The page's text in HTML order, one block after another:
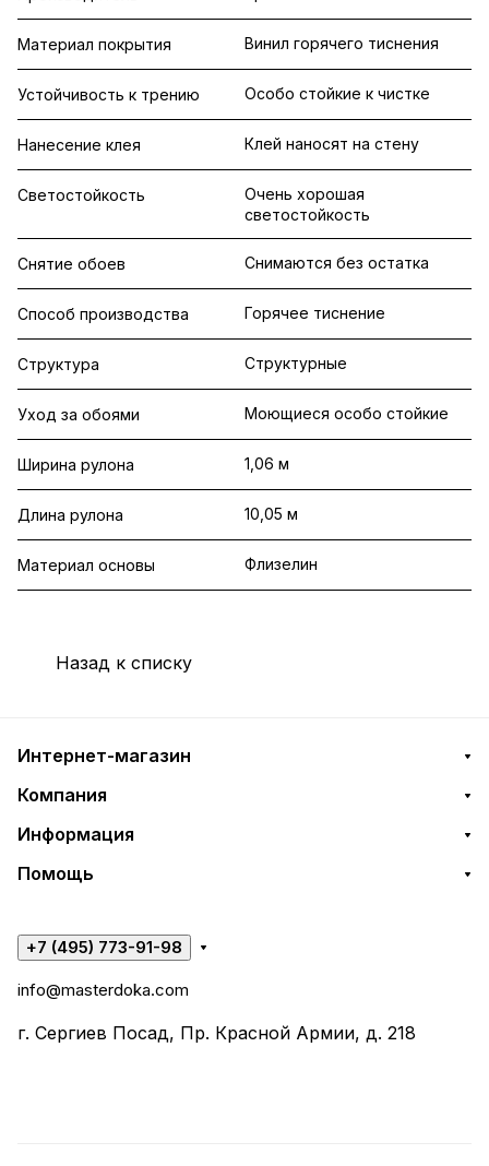
Материал покрытия Винил горячего тиснения
Устойчивость к трению Особо стойкие к чистке
Нанесение клея Клей наносят на стену
Светостойкость
Очень хорошая
светостойкость
Снятие обоев Снимаются без остатка
Способ производства Горячее тиснение
Структура Структурные
Уход за обоями Моющиеся особо стойкие
Ширина рулона 1,06 м
Длина рулона 10,05 м
Материал основы Флизелин
Назад к списку
Интернет-магазин
Компания
Информация
Помощь
+7 (495) 773-91-98
info@masterdoka.com
г. Сергиев Посад, Пр. Красной Армии, д. 218